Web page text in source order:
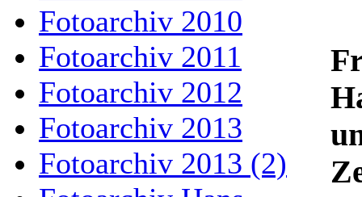
Fotoarchiv 2010
Fotoarchiv 2011
Fotoarchiv 2012
Fotoarchiv 2013
Fotoarchiv 2013 (2)